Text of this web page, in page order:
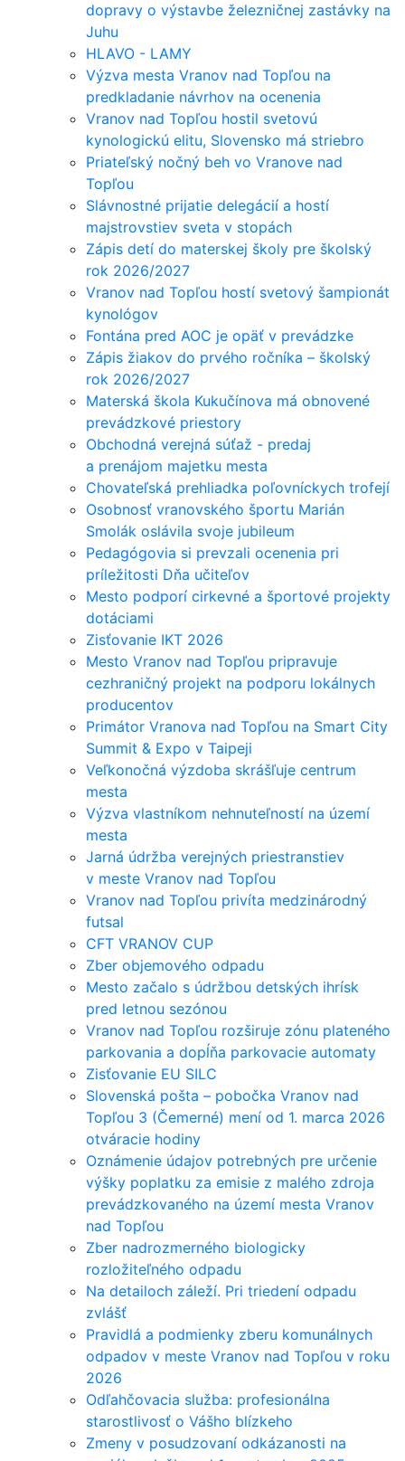
dopravy o výstavbe železničnej zastávky na
Juhu
HLAVO - LAMY
Výzva mesta Vranov nad Topľou na
predkladanie návrhov na ocenenia
Vranov nad Topľou hostil svetovú
kynologickú elitu, Slovensko má striebro
Priateľský nočný beh vo Vranove nad
Topľou
Slávnostné prijatie delegácií a hostí
majstrovstiev sveta v stopách
Zápis detí do materskej školy pre školský
rok 2026/2027
Vranov nad Topľou hostí svetový šampionát
kynológov
Fontána pred AOC je opäť v prevádzke
Zápis žiakov do prvého ročníka – školský
rok 2026/2027
Materská škola Kukučínova má obnovené
prevádzkové priestory
Obchodná verejná súťaž - predaj
a prenájom majetku mesta
Chovateľská prehliadka poľovníckych trofejí
Osobnosť vranovského športu Marián
Smolák oslávila svoje jubileum
Pedagógovia si prevzali ocenenia pri
príležitosti Dňa učiteľov
Mesto podporí cirkevné a športové projekty
dotáciami
Zisťovanie IKT 2026
Mesto Vranov nad Topľou pripravuje
cezhraničný projekt na podporu lokálnych
producentov
Primátor Vranova nad Topľou na Smart City
Summit & Expo v Taipeji
Veľkonočná výzdoba skrášľuje centrum
mesta
Výzva vlastníkom nehnuteľností na území
mesta
Jarná údržba verejných priestranstiev
v meste Vranov nad Topľou
Vranov nad Topľou privíta medzinárodný
futsal
CFT VRANOV CUP
Zber objemového odpadu
Mesto začalo s údržbou detských ihrísk
pred letnou sezónou
Vranov nad Topľou rozširuje zónu plateného
parkovania a dopĺňa parkovacie automaty
Zisťovanie EU SILC
Slovenská pošta – pobočka Vranov nad
Topľou 3 (Čemerné) mení od 1. marca 2026
otváracie hodiny
Oznámenie údajov potrebných pre určenie
výšky poplatku za emisie z malého zdroja
prevádzkovaného na území mesta Vranov
nad Topľou
Zber nadrozmerného biologicky
rozložiteľného odpadu
Na detailoch záleží. Pri triedení odpadu
zvlášť
Pravidlá a podmienky zberu komunálnych
odpadov v meste Vranov nad Topľou v roku
2026
Odľahčovacia služba: profesionálna
starostlivosť o Vášho blízkeho
Zmeny v posudzovaní odkázanosti na